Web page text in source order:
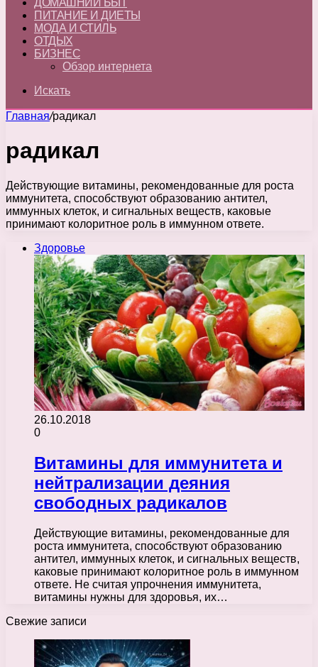
ДОМАШНИЙ БЫТ
ПИТАНИЕ И ДИЕТЫ
МОДА И СТИЛЬ
ОТДЫХ
БИЗНЕС
Обзор интернета
Искать
Главная/радикал
радикал
Действующие витамины, рекомендованные для роста
иммунитета, способствуют образованию антител,
иммунных клеток, и сигнальных веществ, каковые
принимают колоритное роль в иммунном ответе.
Здоровье
26.10.2018
0
Витамины для иммунитета и
нейтрализации деяния
свободных радикалов
Действующие витамины, рекомендованные для
роста иммунитета, способствуют образованию
антител, иммунных клеток, и сигнальных веществ,
каковые принимают колоритное роль в иммунном
ответе. Не считая упрочнения иммунитета,
витамины нужны для здоровья, их…
Свежие записи